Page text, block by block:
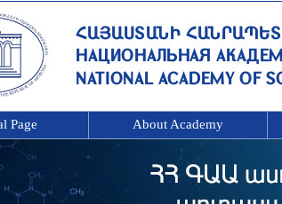
Page About Academy